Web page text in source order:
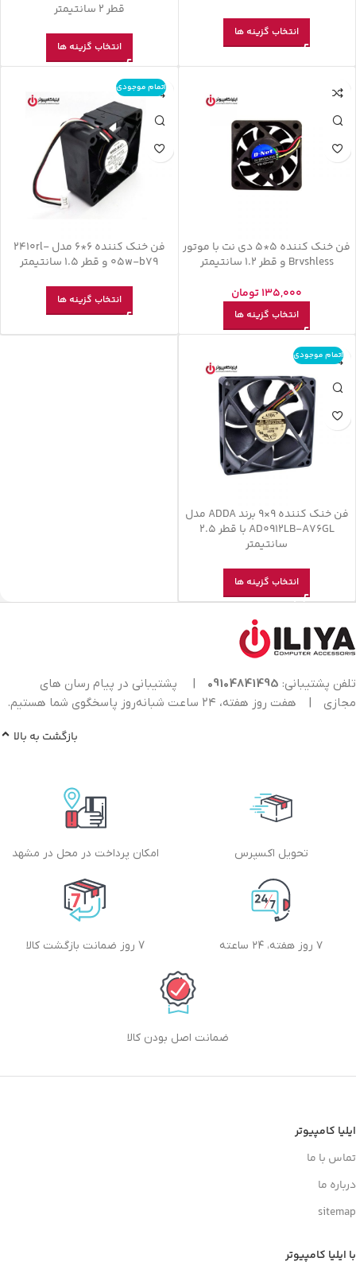
انتخاب گزینه ها
قطر 2 سانتیمتر
انتخاب گزینه ها
فن خنک کننده 5*5 دی نت با موتور
Brvshless و قطر 1.2 سانتیمتر
135,000تومان
انتخاب گزینه ها
اتمام موجودی
فن خنک کننده 6*6 مدل 2410rl-
05w-b79 و قطر 1.5 سانتیمتر
انتخاب گزینه ها
اتمام موجودی
فن خنک کننده 9×9 برند ADDA مدل
AD0912LB-A76GL با قطر 2.5
سانتیمتر
انتخاب گزینه ها
تلفن پشتیبانی: 09104841495
|
پشتیبانی در پیام رسان های
مجازی
| هفت روز هفته، ۲۴ ساعت شبانه‌روز پاسخگوی شما هستیم.
بازگشت به بالا
تحویل اکسپرس امکان پرداخت در محل در مشهد
۷ روز هفته، ۲۴ ساعته 7 روز ضمانت بازگشت کالا
ضمانت اصل بودن کالا
ایلیا کامپیوتر
تماس با ما
درباره ما
sitemap
با ایلیا کامپیوتر